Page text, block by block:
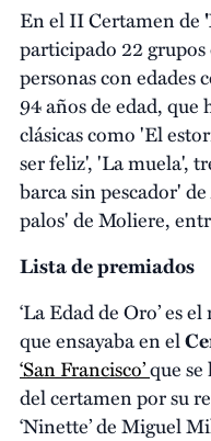
En el II Certamen de
participado 22
personas con edades
94 años de edad, que
clásicas como 'El
ser feliz', 'La muela',
barca sin pescador'
palos' de Moliere,
Lista de premiados
‘La Edad de Oro’ es
que ensayaba en el
‘San Francisco’que
del certamen por su
‘Ninette’ de Miguel